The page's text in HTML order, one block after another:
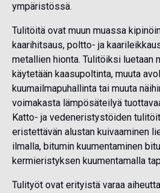
ympäristössä.
Tulitöitä ovat muun muassa
kaarihitsaus, poltto- ja
metallien hionta. Tulitöiksi luetaan
käytetään kaasupoltinta, muuta
kuumailmapuhallinta tai muuta
voimakasta lämpösäteilyä
Katto- ja vedeneristystöiden
eristettävän alustan kuivaaminen
ilmalla, bitumin kuumentaminen
kermieristyksen kuumentamalla
Tulityöt ovat erityistä varaa